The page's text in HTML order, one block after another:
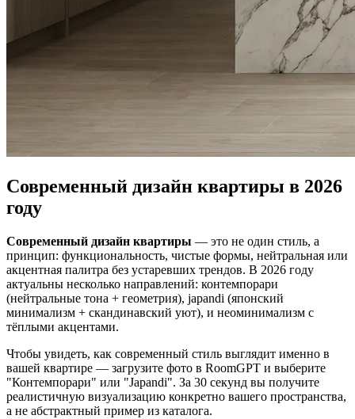
Современный дизайн квартиры в 2026
году
Современный дизайн квартиры — это не один стиль, а
принцип: функциональность, чистые формы, нейтральная или
акцентная палитра без устаревших трендов. В 2026 году
актуальны несколько направлений: контемпорари
(нейтральные тона + геометрия), japandi (японский
минимализм + скандинавский уют), и неоминимализм с
тёплыми акцентами.
Чтобы увидеть, как современный стиль выглядит именно в
вашей квартире — загрузите фото в RoomGPT и выберите
"Контемпорари" или "Japandi". За 30 секунд вы получите
реалистичную визуализацию конкретно вашего пространства,
а не абстрактный пример из каталога.